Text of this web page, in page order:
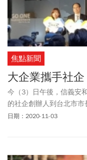
焦點新聞
大企業攜手社
今（3）日午後，信義安
的社企創辦人到台北市
一塊，分享合作成果、
日期：2020-11-03